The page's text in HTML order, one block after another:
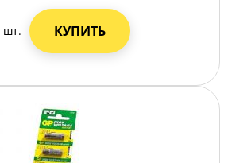
шт. КУПИТЬ